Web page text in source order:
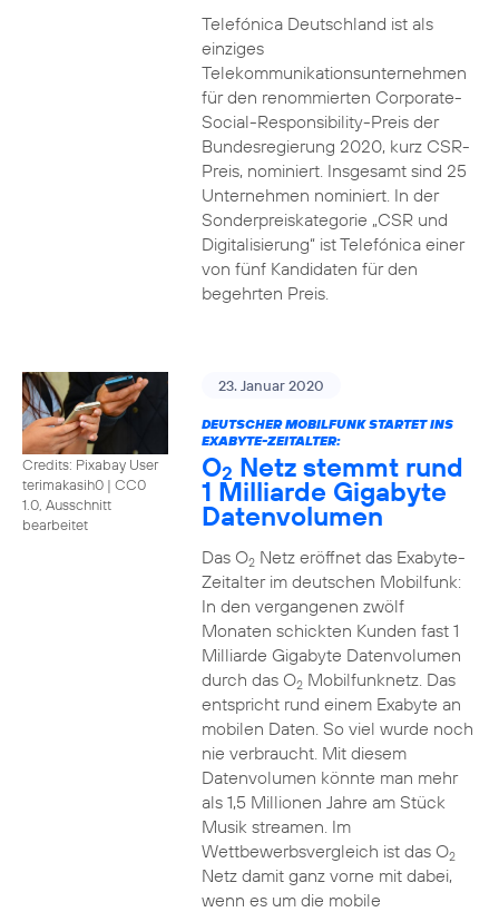
Telefónica Deutschland ist als
einziges
Telekommunikationsunternehmen
für den renommierten Corporate-
Social-Responsibility-Preis der
Bundesregierung 2020, kurz CSR-
Preis, nominiert. Insgesamt sind 25
Unternehmen nominiert. In der
Sonderpreiskategorie „CSR und
Digitalisierung“ ist Telefónica einer
von fünf Kandidaten für den
begehrten Preis.
Credits: Pixabay User
terimakasih0 | CC0
1.0, Ausschnitt
bearbeitet
23. Januar 2020
DEUTSCHER MOBILFUNK STARTET INS
EXABYTE-ZEITALTER:
O2 Netz stemmt rund
1 Milliarde Gigabyte
Datenvolumen
Das O2Netz eröffnet das Exabyte-
Zeitalter im deutschen Mobilfunk:
In den vergangenen zwölf
Monaten schickten Kunden fast 1
Milliarde Gigabyte Datenvolumen
durch das O2Mobilfunknetz. Das
entspricht rund einem Exabyte an
mobilen Daten. So viel wurde noch
nie verbraucht. Mit diesem
Datenvolumen könnte man mehr
als 1,5 Millionen Jahre am Stück
Musik streamen. Im
Wettbewerbsvergleich ist das O2
Netz damit ganz vorne mit dabei,
wenn es um die mobile